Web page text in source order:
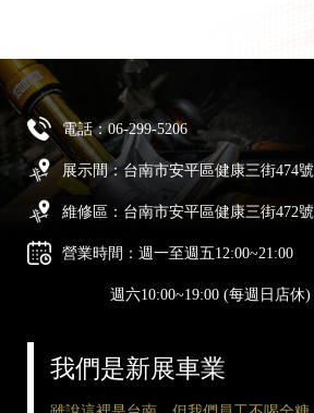
電話：06-299-5206
展示間：台南市安平區健康三街474號
維修區：台南市安平區健康三街472號
營業時間：週一至週五12:00~21:00
週六10:00~19:00 (每週日店休)
我們是新展車業